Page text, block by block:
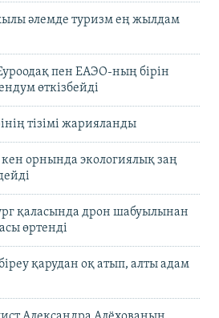
әлемде туризм ең жылдам
пен ЕАЭО-ның бірін
өткізбейді
тізімі жарияланды
кен орнында экологиялық заң
қаласында дрон шабуылынан
өртенді
қарудан оқ атып, алты адам